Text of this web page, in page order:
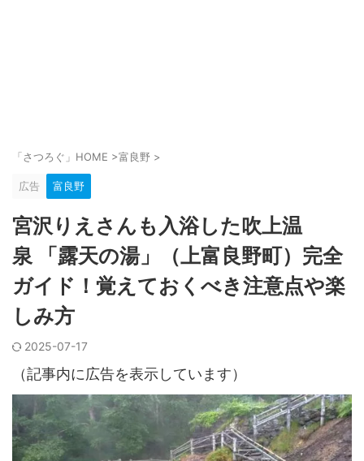
「さつろぐ」HOME >富良野 >
広告 富良野
宮沢りえさんも入浴した吹上温
泉 「露天の湯」（上富良野町）完全
ガイド！覚えておくべき注意点や楽
しみ方
2025-07-17
（記事内に広告を表示しています）